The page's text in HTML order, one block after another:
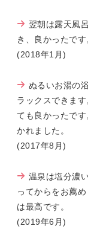
翌朝は露天風
き、良かったです
(2018年1月)
ぬるいお湯の
ラックスできま
ても良かったで
かれました。
(2017年8月)
温泉は塩分濃
ってからをお薦
は最高です。
(2019年6月)